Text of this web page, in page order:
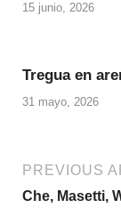
15 junio, 2026
Tregua en
31 mayo, 2026
PREVIOUS
Che, Masetti,